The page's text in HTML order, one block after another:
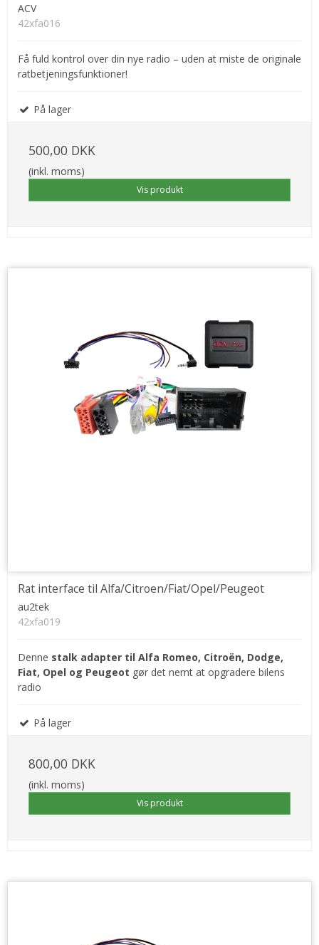
ACV
42xfa016
Få fuld kontrol over din nye radio – uden at miste de originale
ratbetjeningsfunktioner!
På lager
500,00 DKK
(inkl. moms)
Vis produkt
Rat interface til Alfa/Citroen/Fiat/Opel/Peugeot
au2tek
42xfa019
Denne stalk adapter til Alfa Romeo, Citroën, Dodge,
Fiat, Opel og Peugeot gør det nemt at opgradere bilens
radio
På lager
800,00 DKK
(inkl. moms)
Vis produkt